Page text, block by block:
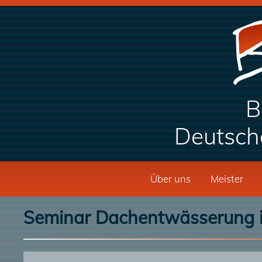
Über uns Meister
Seminar Dachentwässerung